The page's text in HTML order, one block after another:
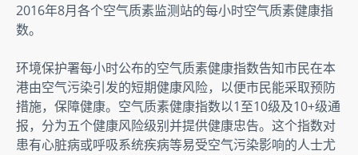
2016年8月各个空气质素监测站的每小时空气质素健康指
数。
环境保护署每小时公布的空气质素健康指数告知市民在本
港由空气污染引发的短期健康风险，以便市民能采取预防
措施，保障健康。空气质素健康指数以1至10级及10+级通
报，分为五个健康风险级别并提供健康忠告。这个指数对
患有心脏病或呼吸系统疾病等易受空气污染影响的人士尤